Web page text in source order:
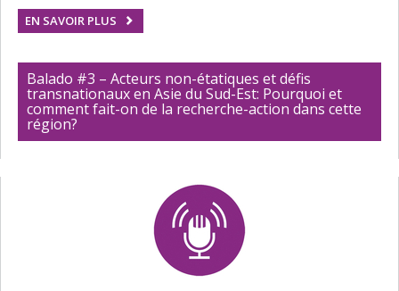
EN SAVOIR PLUS
Balado #3 – Acteurs non-étatiques et défis
transnationaux en Asie du Sud-Est: Pourquoi et
comment fait-on de la recherche-action dans cette
région?